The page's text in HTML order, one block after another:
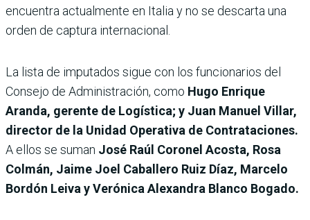
encuentra actualmente en Italia y no se descarta una
orden de captura internacional.
La lista de imputados sigue con los funcionarios del
Consejo de Administración, como Hugo Enrique
Aranda, gerente de Logística; y Juan Manuel Villar,
director de la Unidad Operativa de Contrataciones.
A ellos se suman José Raúl Coronel Acosta, Rosa
Colmán, Jaime Joel Caballero Ruiz Díaz, Marcelo
Bordón Leiva y Verónica Alexandra Blanco Bogado.